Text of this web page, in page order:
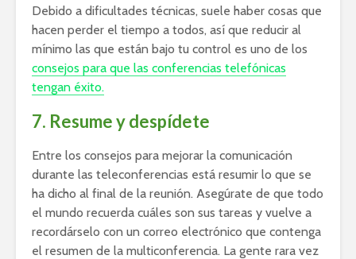
Debido a dificultades técnicas, suele haber cosas que
hacen perder el tiempo a todos, así que reducir al
mínimo las que están bajo tu control es uno de los
consejos para que las conferencias telefónicas
tengan éxito.
7. Resume y despídete
Entre los consejos para mejorar la comunicación
durante las teleconferencias está resumir lo que se
ha dicho al final de la reunión. Asegúrate de que todo
el mundo recuerda cuáles son sus tareas y vuelve a
recordárselo con un correo electrónico que contenga
el resumen de la multiconferencia. La gente rara vez